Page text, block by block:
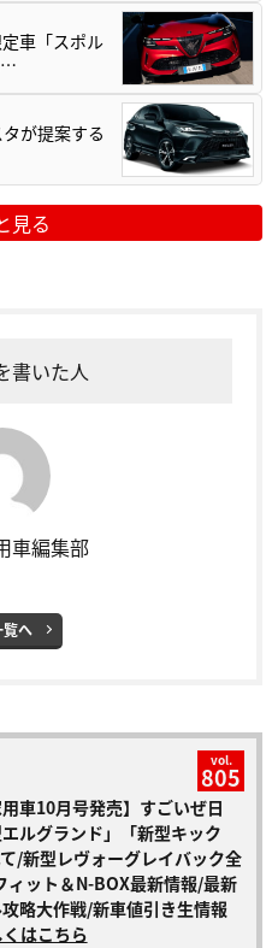
車「スポル
…
が提案する
見る
書いた人
車編集部
覧へ
vol.
805
用車10月号発売】すごいぜ日
ルグランド」「新型キック
/新型レヴォーグレイバック全
ィット＆N-BOX最新情報/最新
略大作戦/新車値引き生情報
はこちら